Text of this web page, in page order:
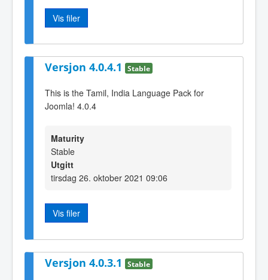
Vis filer
Versjon 4.0.4.1 Stable
This is the Tamil, India Language Pack for
Joomla! 4.0.4
Maturity
Stable
Utgitt
tirsdag 26. oktober 2021 09:06
Vis filer
Versjon 4.0.3.1 Stable